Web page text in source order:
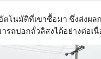
นมัติที่เขาซื้อมา ซึ่งส่งผล
ปอกถั่วลิสงได้อย่างต่อเ